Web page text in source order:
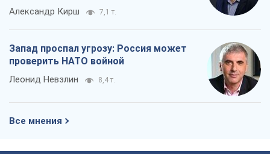
Александр Кирш 7,1 т.
Запад проспал угрозу: Россия может
проверить НАТО войной
Леонид Невзлин 8,4 т.
Все мнения